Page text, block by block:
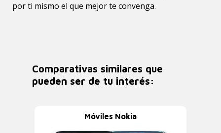
por ti mismo el que mejor te convenga.
Comparativas similares que
pueden ser de tu interés:
Móviles Nokia